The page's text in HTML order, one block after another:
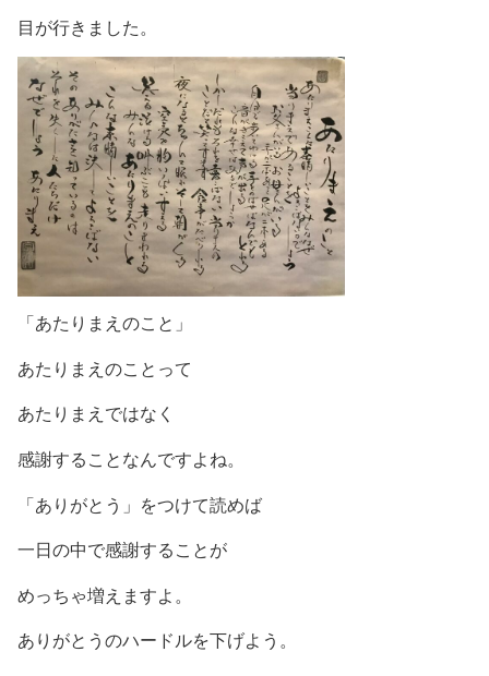
目が行きました。
「あたりまえのこと」
あたりまえのことって
あたりまえではなく
感謝することなんですよね。
「ありがとう」をつけて読めば
一日の中で感謝することが
めっちゃ増えますよ。
ありがとうのハードルを下げよう。